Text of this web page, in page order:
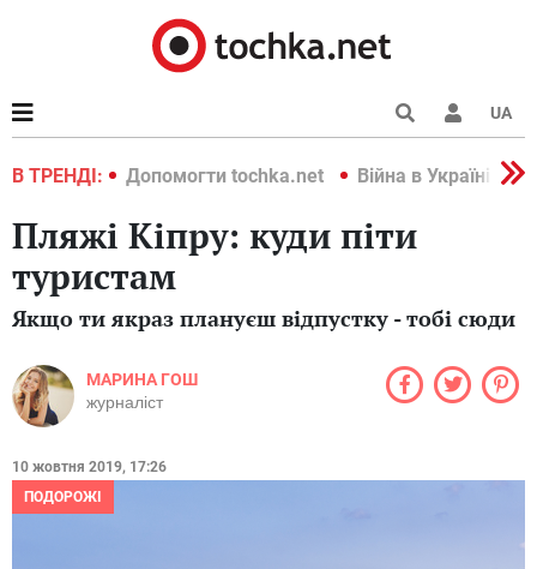
UA
В ТРЕНДІ:
2022 Допомогти tochka.net Війна в Україні 2022
Пляжі Кіпру: куди піти
туристам
Якщо ти якраз плануєш відпустку - тобі сюди
МАРИНА ГОШ
журналіст
10 жовтня 2019, 17:26
ПОДОРОЖІ